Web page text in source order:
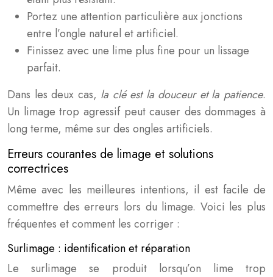
Portez une attention particulière aux jonctions
entre l’ongle naturel et artificiel.
Finissez avec une lime plus fine pour un lissage
parfait.
Dans les deux cas, la clé est la douceur et la patience.
Un limage trop agressif peut causer des dommages à
long terme, même sur des ongles artificiels.
Erreurs courantes de limage et solutions
correctrices
Même avec les meilleures intentions, il est facile de
commettre des erreurs lors du limage. Voici les plus
fréquentes et comment les corriger :
Surlimage : identification et réparation
Le surlimage se produit lorsqu’on lime trop